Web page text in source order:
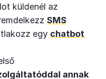
küldenél az
SMS
egy chatbot
annak